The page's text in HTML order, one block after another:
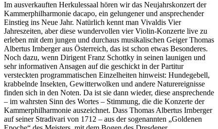
Im ausverkauften Herkulessaal hören wir das Neujahrskonzert der
Kammerphilharmonie dacapo, ein gelungener und ansprechender
Einstieg ins Neue Jahr. Natürlich kennt man Vivaldis Vier
Jahreszeiten, aber diese wundervollen vier Violin-Konzerte live zu
erleben mit dem jungen und durchaus musikalischen Geiger Thomas
Albertus Irnberger aus Österreich, das ist schon etwas Besonderes.
Noch dazu, wenn Dirigent Franz Schottky in seinen launigen und
sehr informativen Ansagen auf die geschickt in der Partitur
versteckten programmatischen Einzelheiten hinweist: Hundegebell,
krabbelnde Insekten, Gewitterwolken und andere Naturereignisse
finden sich in den Noten. Da ist sie dann wieder, diese ansprechende
– im wahrsten Sinn des Wortes – Stimmung, die die Konzerte der
Kammerphilharmonie auszeichnet. Dass Thomas Albertus Irnberger
auf seiner Stradivari von 1712 – aus der sogenannten „Goldenen